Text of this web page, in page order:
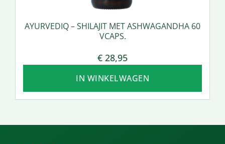
AYURVEDIQ – SHILAJIT MET ASHWAGANDHA 60
VCAPS.
€ 28,95
IN WINKELWAGEN